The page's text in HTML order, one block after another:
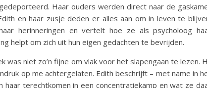
Haar ouders werden direct naar de
en haar zusje deden er alles aan om in leven te
herinneringen en vertelt hoe ze als psycholoog
helpt om zich uit hun eigen gedachten te bevrijden.
was niet zo’n fijne om vlak voor het slapengaan te lezen.
op me achtergelaten. Edith beschrijft – met name in
haar terechtkomen in een concentratiekamp en wat ze